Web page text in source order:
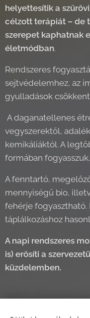
helyettesítik a
célzott terápiát – de
szerepet kaphatnak
életmódban.
Rendszeres
sejtvédelemhez, az
gyulladások
A daganatellenes
vegyszerektől,
kemikáliáktól. A
formában fogyasszuk.
A fenntartó,
mennyiségű bio,
fehérje fogyasztható.
táplálkozáshoz
A napi rendszeres
is) erősíti a
küzdelemben.